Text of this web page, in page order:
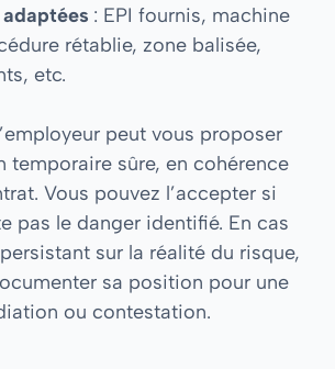
: EPI fournis, machine
rétablie, zone balisée,
etc.
peut vous proposer
temporaire sûre, en cohérence
Vous pouvez l’accepter si
pas le danger identifié. En cas
sur la réalité du risque,
sa position pour une
ou contestation.